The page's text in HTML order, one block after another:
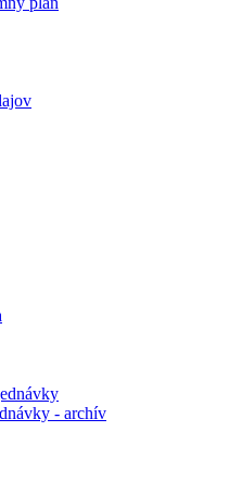
- archív